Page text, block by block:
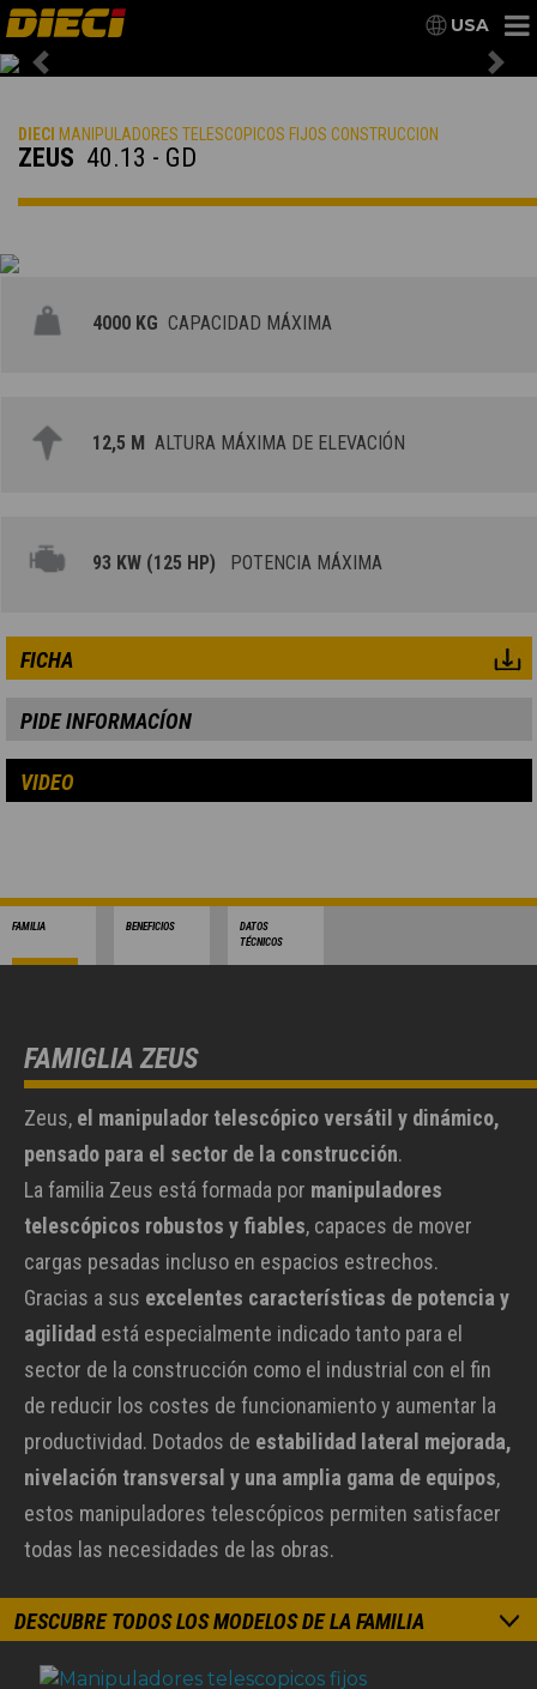
USA
Previous
DIECI MANIPULADORES TELESCOPICOS FIJOS CONSTRUCCION
ZEUS 40.13 - GD
4000 KG CAPACIDAD MÁXIMA
12,5 M ALTURA MÁXIMA DE ELEVACIÓN
93 KW (125 HP) POTENCIA MÁXIMA
FICHA
PIDE INFORMACÍON
VIDEO
FAMILIA BENEFICIOS
DATOS
TÉCNICOS
FAMIGLIA ZEUS
Zeus, el manipulador telescópico versátil y dinámico,
pensado para el sector de la construcción.
La familia Zeus está formada por manipuladores
telescópicos robustos y fiables, capaces de mover
cargas pesadas incluso en espacios estrechos.
Gracias a sus excelentes características de potencia y
agilidad está especialmente indicado tanto para el
sector de la construcción como el industrial con el fin
de reducir los costes de funcionamiento y aumentar la
productividad. Dotados de estabilidad lateral mejorada,
nivelación transversal y una amplia gama de equipos,
estos manipuladores telescópicos permiten satisfacer
todas las necesidades de las obras.
DESCUBRE TODOS LOS MODELOS DE LA FAMILIA